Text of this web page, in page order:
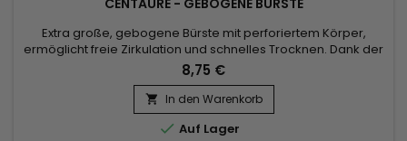
Extra große, gebogene Bürste mit perforiertem Körper,
ermöglicht freie Zirkulation und schnelles Trocknen. Dank der
Kombination aus natürlichen Wildschweinborsten und Nylon
entwirrt und glättet die gebogene Centaure-Bürste das Haar
sanft und sorgt so für eine gute Verteilung der Haarpflege
von der Kopfhaut bis zu den Haarspitzen. Die gebogene...
8,75 €
 In den Warenkorb
 Auf Lager